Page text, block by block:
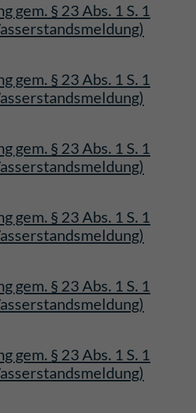
gem. § 23 Abs. 1 S. 1
gem. § 23 Abs. 1 S. 1
gem. § 23 Abs. 1 S. 1
gem. § 23 Abs. 1 S. 1
gem. § 23 Abs. 1 S. 1
gem. § 23 Abs. 1 S. 1